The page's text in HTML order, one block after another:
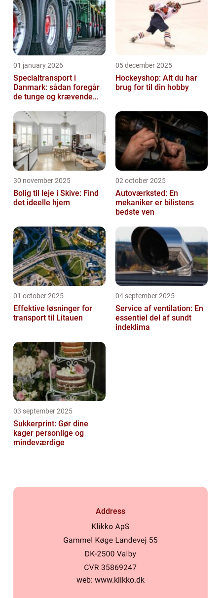
01 january 2026
Specialtransport i
Danmark: sådan foregår
de tunge og krævende
05 december 2025
Hockeyshop: Alt du har
brug for til din hobby
30 november 2025
Bolig til leje i Skive: Find
det ideelle hjem
02 october 2025
Autoværksted: En
mekaniker er bilistens
bedste ven
01 october 2025
Effektive løsninger for
transport til Litauen
04 september 2025
Service af ventilation: En
essentiel del af sundt
indeklima
03 september 2025
Sukkerprint: Gør dine
kager personlige og
mindeværdige
Address
web: www.klikko.dk